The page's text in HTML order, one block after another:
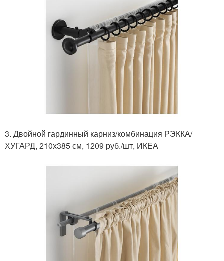
3. Двойной гардинный карниз/комбинация РЭККА/
ХУГАРД, 210х385 см, 1209 руб./шт, ИКЕА